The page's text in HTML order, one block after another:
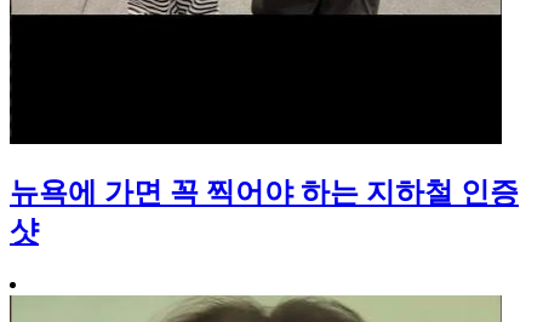
뉴욕에 가면 꼭 찍어야 하는 지하철 인증
샷